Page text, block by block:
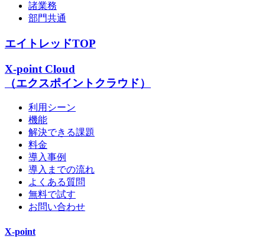
諸業務
部門共通
エイトレッドTOP
X-point Cloud
（エクスポイントクラウド）
利用シーン
機能
解決できる課題
料金
導入事例
導入までの流れ
よくある質問
無料で試す
お問い合わせ
X-point